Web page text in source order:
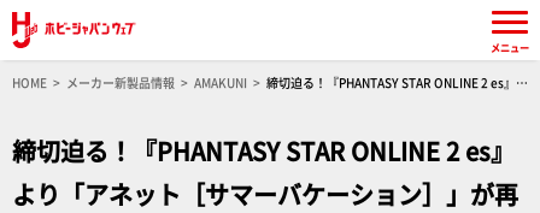
HOME メーカー新製品情報 AMAKUNI
締切迫る！『PHANTASY STAR ONLINE 2 es』よ
締切迫る！『PHANTASY STAR ONLINE 2 es』
より「アネット［サマーバケーション］」が再
メニュー